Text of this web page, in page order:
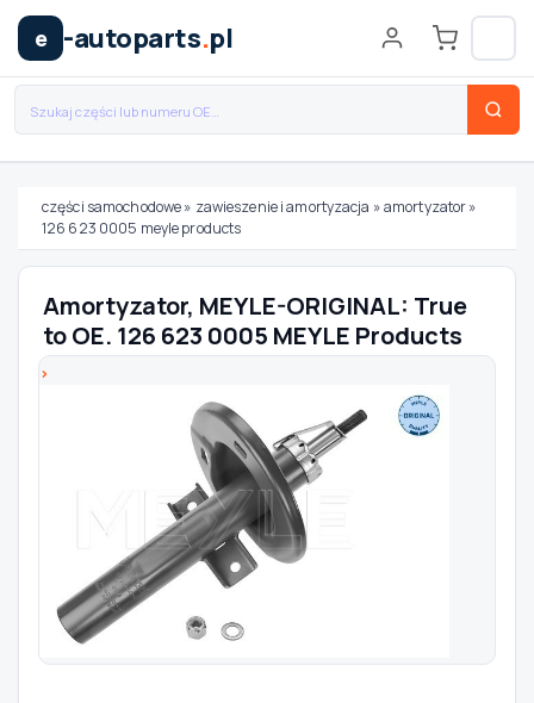
e -autoparts.pl
Wybierz swój pojazd
MARKA
Szukaj pasujących części
części samochodowe» zawieszenie i amortyzacja »amortyzator»
126 623 0005 meyle products
Amortyzator, MEYLE-ORIGINAL: True
to OE. 126 623 0005 MEYLE Products